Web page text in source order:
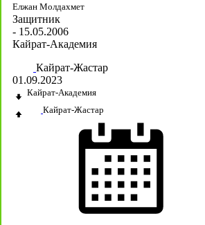
Елжан Молдахмет
Защитник
- 15.05.2006
Кайрат-Академия
Кайрат-Жастар
01.09.2023
Кайрат-Академия
Кайрат-Жастар